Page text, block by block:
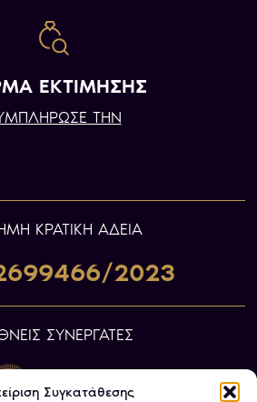
Συγκατάθεσης
ΕΚΤΙΜΗΣΗΣ
ΤΗΝ
ΚΡΑΤΙΚΗ ΑΔΕΙΑ
2023
ΣΥΝΕΡΓΑΤΕΣ